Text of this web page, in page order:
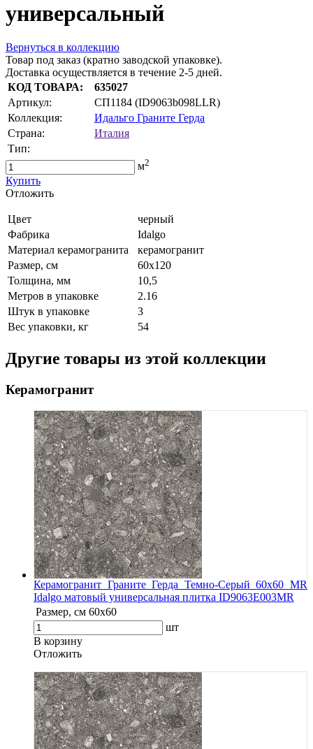
универсальный
Вернуться в коллекцию
Товар под заказ (кратно заводской упаковке).
Доставка осуществляется в течение 2-5 дней.
КОД ТОВАРА:
635027
Артикул:
СП1184 (ID9063b098LLR)
Коллекция:
Идальго Граните Герда
Страна:
Италия
Тип:
м2
Купить
Oтложить
Цвет
черный
Фабрика
Idalgo
Материал керамогранита
керамогранит
Размер, см
60х120
Толщина, мм
10,5
Метров в упаковке
2.16
Штук в упаковке
3
Вес упаковки, кг
54
Другие товары из этой коллекции
Керамогранит
Керамогранит Граните Герда Темно-Серый 60х60 MR
Idalgo матовый универсальная плитка ID9063E003MR
Размер, см 60х60
шт
В корзину
Oтложить